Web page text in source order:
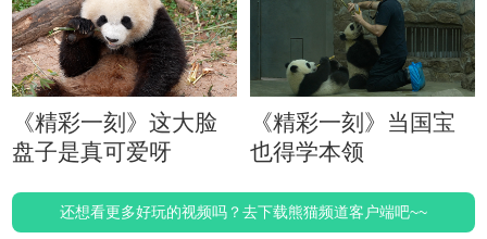
《精彩一刻》这大脸
盘子是真可爱呀
《精彩一刻》当国宝
也得学本领
还想看更多好玩的视频吗？去下载熊猫频道客户端吧~~